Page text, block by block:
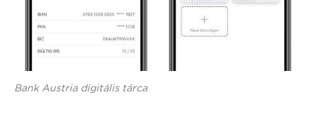
Bank Austria digitális tárca